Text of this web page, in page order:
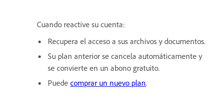
Cuando reactive su cuenta:
Recupera el acceso a sus archivos y documentos.
Su plan anterior se cancela automáticamente y
se convierte en un abono gratuito.
Puede comprar un nuevo plan.